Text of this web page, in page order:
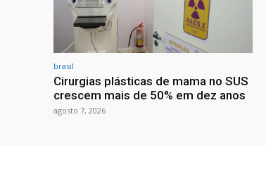
brasil
Cirurgias plásticas de mama no SUS
crescem mais de 50% em dez anos
agosto 7, 2026